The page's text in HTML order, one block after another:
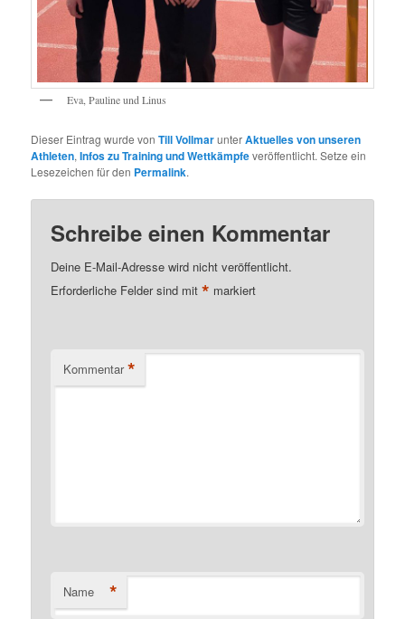
Eva, Pauline und Linus
Dieser Eintrag wurde vonTill VollmarunterAktuelles von unseren
Athleten,Infos zu Training und Wettkämpfeveröffentlicht. Setze ein
Lesezeichen für den Permalink.
Schreibe einen Kommentar
Deine E-Mail-Adresse wird nicht veröffentlicht.
Erforderliche Felder sind mit* markiert
Kommentar *
Name *